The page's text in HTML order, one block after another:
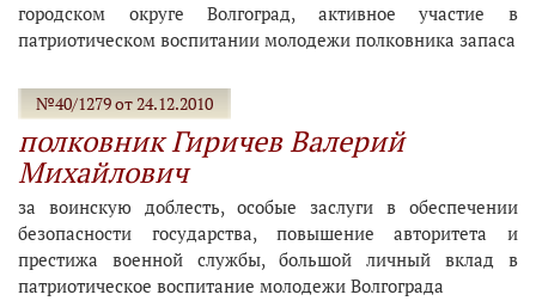
городском округе Волгоград, активное участие в
патриотическом воспитании молодежи полковника запаса
№40/1279 от 24.12.2010
полковник Гиричев Валерий
Михайлович
за воинскую доблесть, особые заслуги в обеспечении
безопасности государства, повышение авторитета и
престижа военной службы, большой личный вклад в
патриотическое воспитание молодежи Волгограда